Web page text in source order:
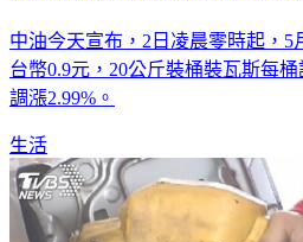
中油今天宣布，2日凌晨零時起，
台幣0.9元，20公斤裝桶裝瓦斯每
調漲2.99%。
生活